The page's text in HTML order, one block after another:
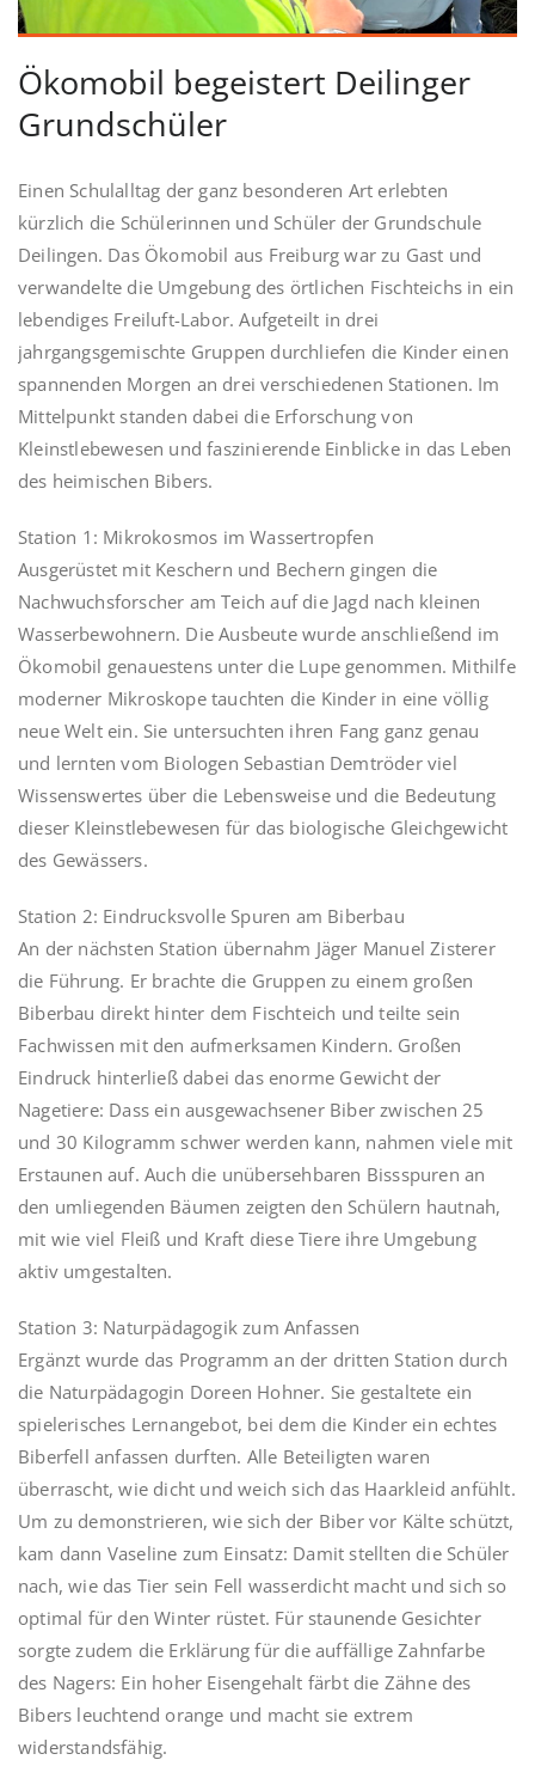
Ökomobil begeistert Deilinger
Grundschüler
Einen Schulalltag der ganz besonderen Art erlebten
kürzlich die Schülerinnen und Schüler der Grundschule
Deilingen. Das Ökomobil aus Freiburg war zu Gast und
verwandelte die Umgebung des örtlichen Fischteichs in ein
lebendiges Freiluft-Labor. Aufgeteilt in drei
jahrgangsgemischte Gruppen durchliefen die Kinder einen
spannenden Morgen an drei verschiedenen Stationen. Im
Mittelpunkt standen dabei die Erforschung von
Kleinstlebewesen und faszinierende Einblicke in das Leben
des heimischen Bibers.
Station 1: Mikrokosmos im Wassertropfen
Ausgerüstet mit Keschern und Bechern gingen die
Nachwuchsforscher am Teich auf die Jagd nach kleinen
Wasserbewohnern. Die Ausbeute wurde anschließend im
Ökomobil genauestens unter die Lupe genommen. Mithilfe
moderner Mikroskope tauchten die Kinder in eine völlig
neue Welt ein. Sie untersuchten ihren Fang ganz genau
und lernten vom Biologen Sebastian Demtröder viel
Wissenswertes über die Lebensweise und die Bedeutung
dieser Kleinstlebewesen für das biologische Gleichgewicht
des Gewässers.
Station 2: Eindrucksvolle Spuren am Biberbau
An der nächsten Station übernahm Jäger Manuel Zisterer
die Führung. Er brachte die Gruppen zu einem großen
Biberbau direkt hinter dem Fischteich und teilte sein
Fachwissen mit den aufmerksamen Kindern. Großen
Eindruck hinterließ dabei das enorme Gewicht der
Nagetiere: Dass ein ausgewachsener Biber zwischen 25
und 30 Kilogramm schwer werden kann, nahmen viele mit
Erstaunen auf. Auch die unübersehbaren Bissspuren an
den umliegenden Bäumen zeigten den Schülern hautnah,
mit wie viel Fleiß und Kraft diese Tiere ihre Umgebung
aktiv umgestalten.
Station 3: Naturpädagogik zum Anfassen
Ergänzt wurde das Programm an der dritten Station durch
die Naturpädagogin Doreen Hohner. Sie gestaltete ein
spielerisches Lernangebot, bei dem die Kinder ein echtes
Biberfell anfassen durften. Alle Beteiligten waren
überrascht, wie dicht und weich sich das Haarkleid anfühlt.
Um zu demonstrieren, wie sich der Biber vor Kälte schützt,
kam dann Vaseline zum Einsatz: Damit stellten die Schüler
nach, wie das Tier sein Fell wasserdicht macht und sich so
optimal für den Winter rüstet. Für staunende Gesichter
sorgte zudem die Erklärung für die auffällige Zahnfarbe
des Nagers: Ein hoher Eisengehalt färbt die Zähne des
Bibers leuchtend orange und macht sie extrem
widerstandsfähig.